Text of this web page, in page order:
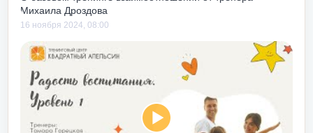
о понимании
от
под дых». На
сходить
в
картинку
– по
Михаила Дроздова
16 ноября 2024, 08:00